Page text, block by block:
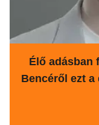
Élő adásban
Bencéről ezt